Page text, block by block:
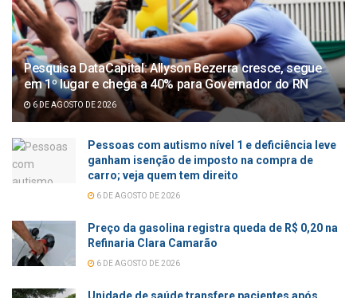
Pesquisa DataCapital: Allyson Bezerra cresce, segue
em 1º lugar e chega a 40% para Governador do RN
6 DE AGOSTO DE 2026
Pessoas com autismo nível 1 e deficiência leve
ganham isenção de imposto na compra de
carro; veja quem tem direito
6 DE AGOSTO DE 2026
Preço da gasolina registra queda de R$ 0,20 na
Refinaria Clara Camarão
6 DE AGOSTO DE 2026